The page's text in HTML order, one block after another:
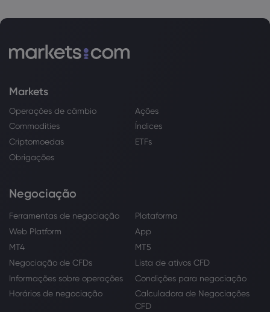
Markets
Operações de câmbio
Ações
Commodities
Índices
Criptomoedas
ETFs
Obrigações
Negociação
Ferramentas de negociação
Plataforma
Web Platform
App
MT4
MT5
Negociação de CFDs
Lista de ativos CFD
Informações sobre operações
Condições para negociação
Horários de negociação
Calculadora de Negociações
CFD